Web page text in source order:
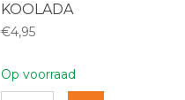
KOOLADA
€4,95
Op voorraad